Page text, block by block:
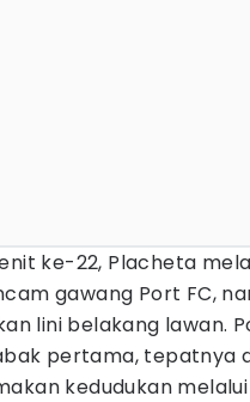
ke-22, Placheta
gawang Port FC,
lini belakang lawan.
pertama, tepatnya
kedudukan